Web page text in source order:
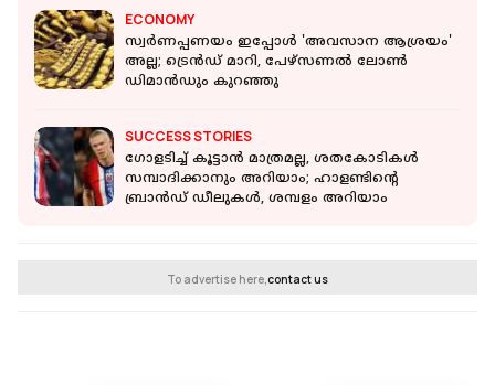
ECONOMY
സ്വർണപ്പണയം ഇപ്പോള്‍ 'അവസാന ആശ്രയം'
അല്ല; ട്രെന്‍ഡ് മാറി, പേഴ്സണല്‍ ലോണ്‍
ഡിമാന്‍ഡും കുറഞ്ഞു
SUCCESS STORIES
ഗോളടിച്ച് കൂട്ടാൻ മാത്രമല്ല, ശതകോടികൾ
സമ്പാദിക്കാനും അറിയാം; ഹാളണ്ടിന്റെ
ബ്രാൻഡ് ഡീലുകൾ, ശമ്പളം അറിയാം
To advertise here,contact us